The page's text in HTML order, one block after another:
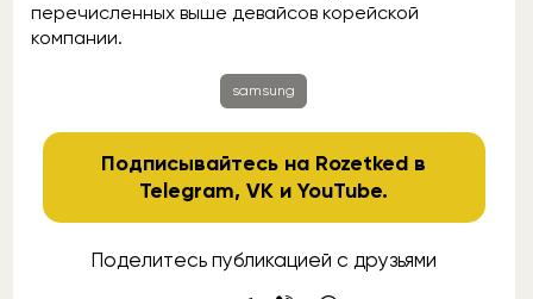
перечисленных выше девайсов корейской
компании.
samsung
Подписывайтесь на Rozetked в
Telegram,VK иYouTube.
Поделитесь публикацией с друзьями